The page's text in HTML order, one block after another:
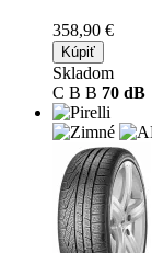
358,90 €
Kúpiť
Skladom
C B B 70 dB